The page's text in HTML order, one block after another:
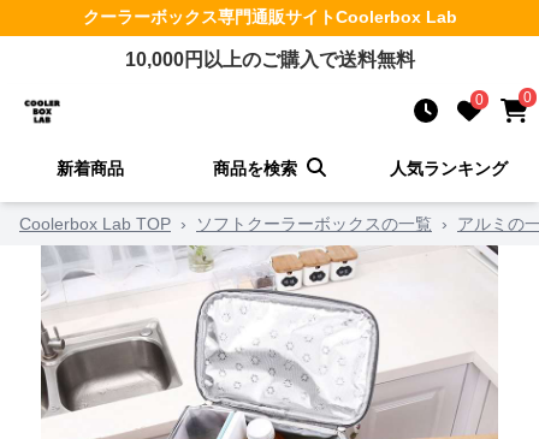
クーラーボックス専門通販サイトCoolerbox Lab
10,000円以上のご購入で送料無料
0 0
新着商品 商品を検索 人気ランキング
Coolerbox Lab TOP › ソフトクーラーボックスの一覧 › アルミの